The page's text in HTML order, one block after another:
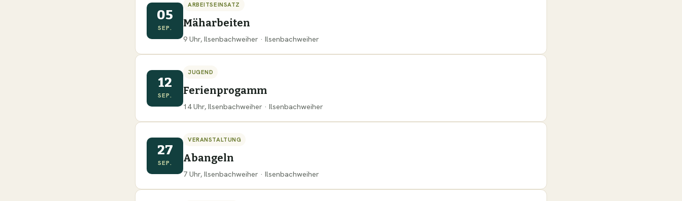
05
SEP.
ARBEITSEINSATZ
Mäharbeiten
9 Uhr, Ilsenbachweiher · Ilsenbachweiher
12
SEP.
JUGEND
Ferienprogamm
14 Uhr, Ilsenbachweiher · Ilsenbachweiher
27
SEP.
VERANSTALTUNG
Abangeln
7 Uhr, Ilsenbachweiher · Ilsenbachweiher